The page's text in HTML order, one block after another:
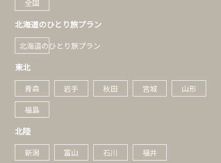
全国
北海道のひとり旅プラン
北海道のひとり旅プラン
東北
青森 岩手 秋田 宮城 山形
福島
北陸
新潟 富山 石川 福井